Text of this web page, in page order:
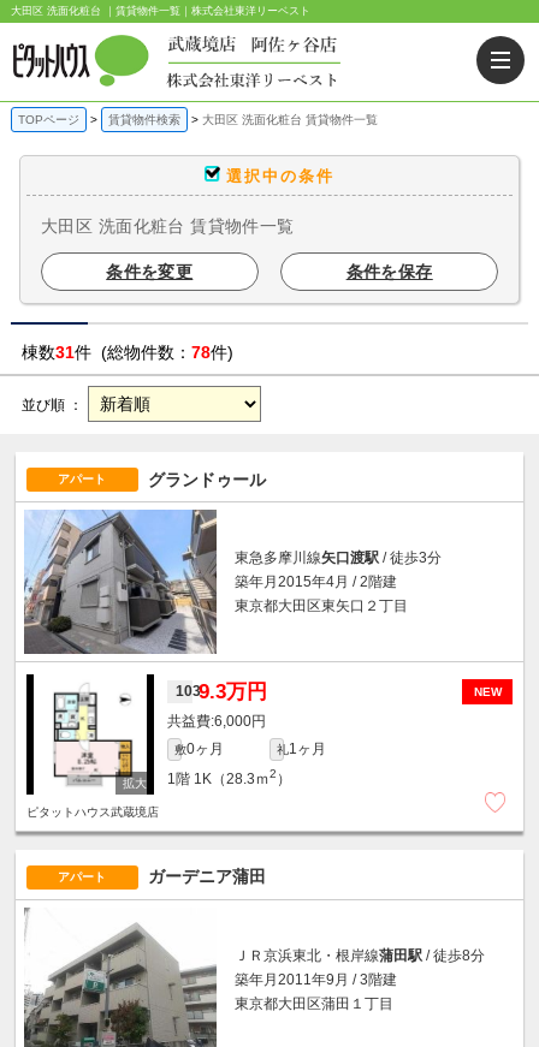
大田区 洗面化粧台 ｜賃貸物件一覧｜株式会社東洋リーベスト
TOPページ 賃貸物件検索 大田区 洗面化粧台 賃貸物件一覧
選択中の条件
大田区 洗面化粧台 賃貸物件一覧
条件を変更 条件を保存
棟数31件 (総物件数： 78件)
並び順 ：
アパート グランドゥール
東急多摩川線矢口渡駅 / 徒歩3分
築年月2015年4月 / 2階建
東京都大田区東矢口２丁目
NEW
1039.3万円
6,000円
敷0ヶ月 礼1ヶ月
1階 1K（28.3ｍ2 ）
ピタットハウス武蔵境店
アパート ガーデニア蒲田
ＪＲ京浜東北・根岸線蒲田駅 / 徒歩8分
築年月2011年9月 / 3階建
東京都大田区蒲田１丁目